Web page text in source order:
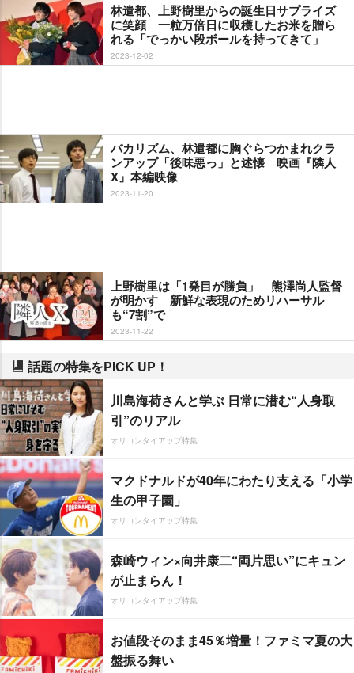
林遣都、上野樹里からの誕生日サプライズ
に笑顔 一粒万倍日に収穫したお米を贈ら
れる「でっかい段ボールを持ってきて」
2023-12-02
バカリズム、林遣都に胸ぐらつかまれクラ
ンアップ「後味悪っ」と述懐 映画『隣人
X』本編映像
2023-11-20
上野樹里は「1発目が勝負」 熊澤尚人監督
が明かす 新鮮な表現のためリハーサル
も“7割”で
2023-11-22
話題の特集をPICK UP！
川島海荷さんと学ぶ 日常に潜む“人身取
引”のリアル
オリコンタイアップ特集
マクドナルドが40年にわたり支える「小学
生の甲子園」
オリコンタイアップ特集
森崎ウィン×向井康二“両片思い”にキュン
が止まらん！
オリコンタイアップ特集
お値段そのまま45％増量！ファミマ夏の大
盤振る舞い